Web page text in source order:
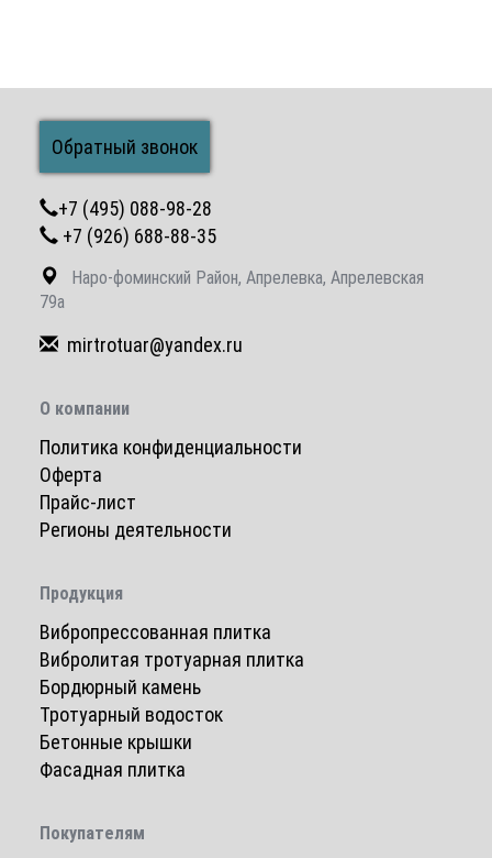
Обратный звонок
+7 (495) 088-98-28
+7 (926) 688-88-35
Наро-фоминский Район, Апрелевка, Апрелевская
79а
mirtrotuar@yandex.ru
О компании
Политика конфиденциальности
Оферта
Прайс-лист
Регионы деятельности
Продукция
Вибропрессованная плитка
Вибролитая тротуарная плитка
Бордюрный камень
Тротуарный водосток
Бетонные крышки
Фасадная плитка
Покупателям